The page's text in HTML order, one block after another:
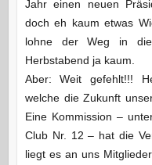
Jahr einen neuen
doch eh kaum etwas
lohne der Weg in
Herbstabend ja kaum.
Aber: Weit gefehlt!!!
welche die Zukunft
Eine Kommission –
Club Nr. 12 – hat die
liegt es an uns